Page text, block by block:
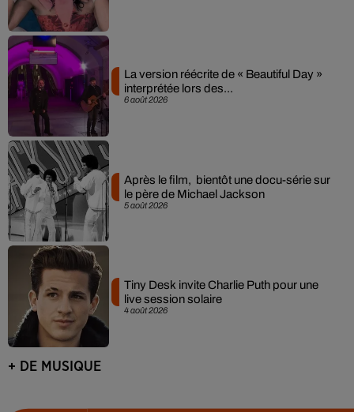
6 août 2026
La version réécrite de « Beautiful Day »
interprétée lors des...
5 août 2026
Après le film, bientôt une docu-série sur
le père de Michael Jackson
4 août 2026
Tiny Desk invite Charlie Puth pour une
live session solaire
+ DE MUSIQUE